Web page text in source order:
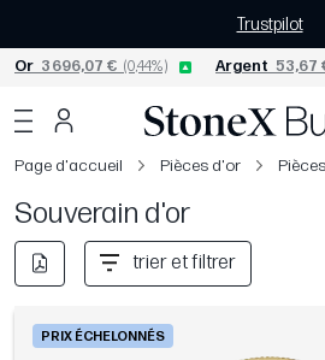
Trustpilot
Or 3 696,07 € (0,44%) Argent 53,67
Page d'accueil Pièces d'or
Souverain d'or
trier et filtrer
PRIX ÉCHELONNÉS